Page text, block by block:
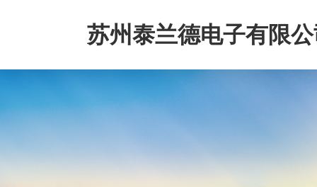
苏州泰兰德电子有限